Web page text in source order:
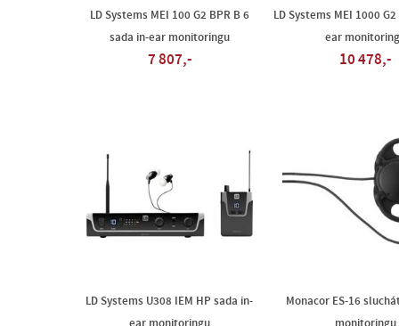
LD Systems MEI 100 G2 BPR B 6
sada in-ear monitoringu
7 807,-
LD Systems MEI 1000
ear
10 478,-
LD Systems U308 IEM HP sada in-
ear monitoringu
Monacor ES-16
monitoringu